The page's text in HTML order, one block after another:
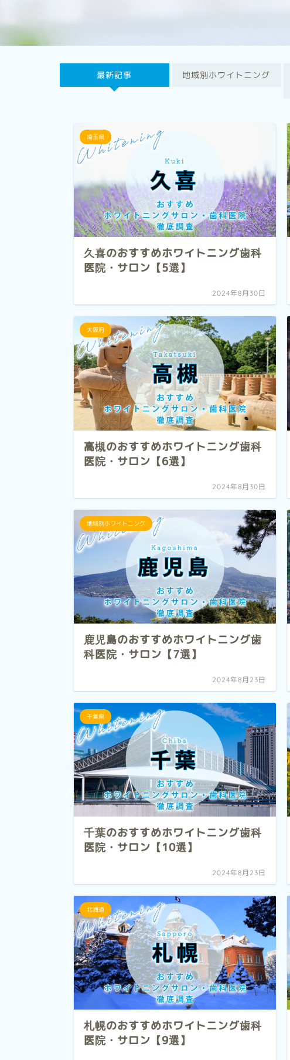
最新記事 地域別ホワイトニング
埼玉県
久喜のおすすめホワイトニング歯科
医院・サロン【5選】
2024年8月30日
大阪府
高槻のおすすめホワイトニング歯科
医院・サロン【6選】
2024年8月30日
地域別ホワイトニング
鹿児島のおすすめホワイトニング歯
科医院・サロン【7選】
2024年8月23日
千葉県
千葉のおすすめホワイトニング歯科
医院・サロン【10選】
2024年8月23日
北海道
札幌のおすすめホワイトニング歯科
医院・サロン【9選】